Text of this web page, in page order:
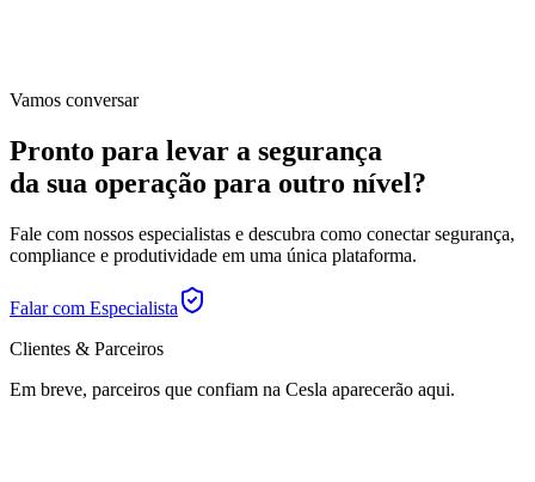
Vamos conversar
Pronto para levar a segurança
da sua operação para outro nível?
Fale com nossos especialistas e descubra como conectar segurança,
compliance e produtividade em uma única plataforma.
Falar com Especialista
Clientes & Parceiros
Em breve, parceiros que confiam na Cesla aparecerão aqui.